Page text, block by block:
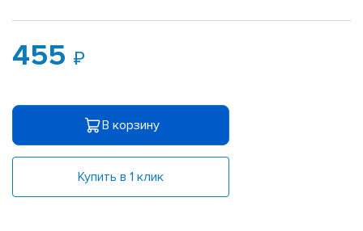
455
В корзину
Купить в 1 клик